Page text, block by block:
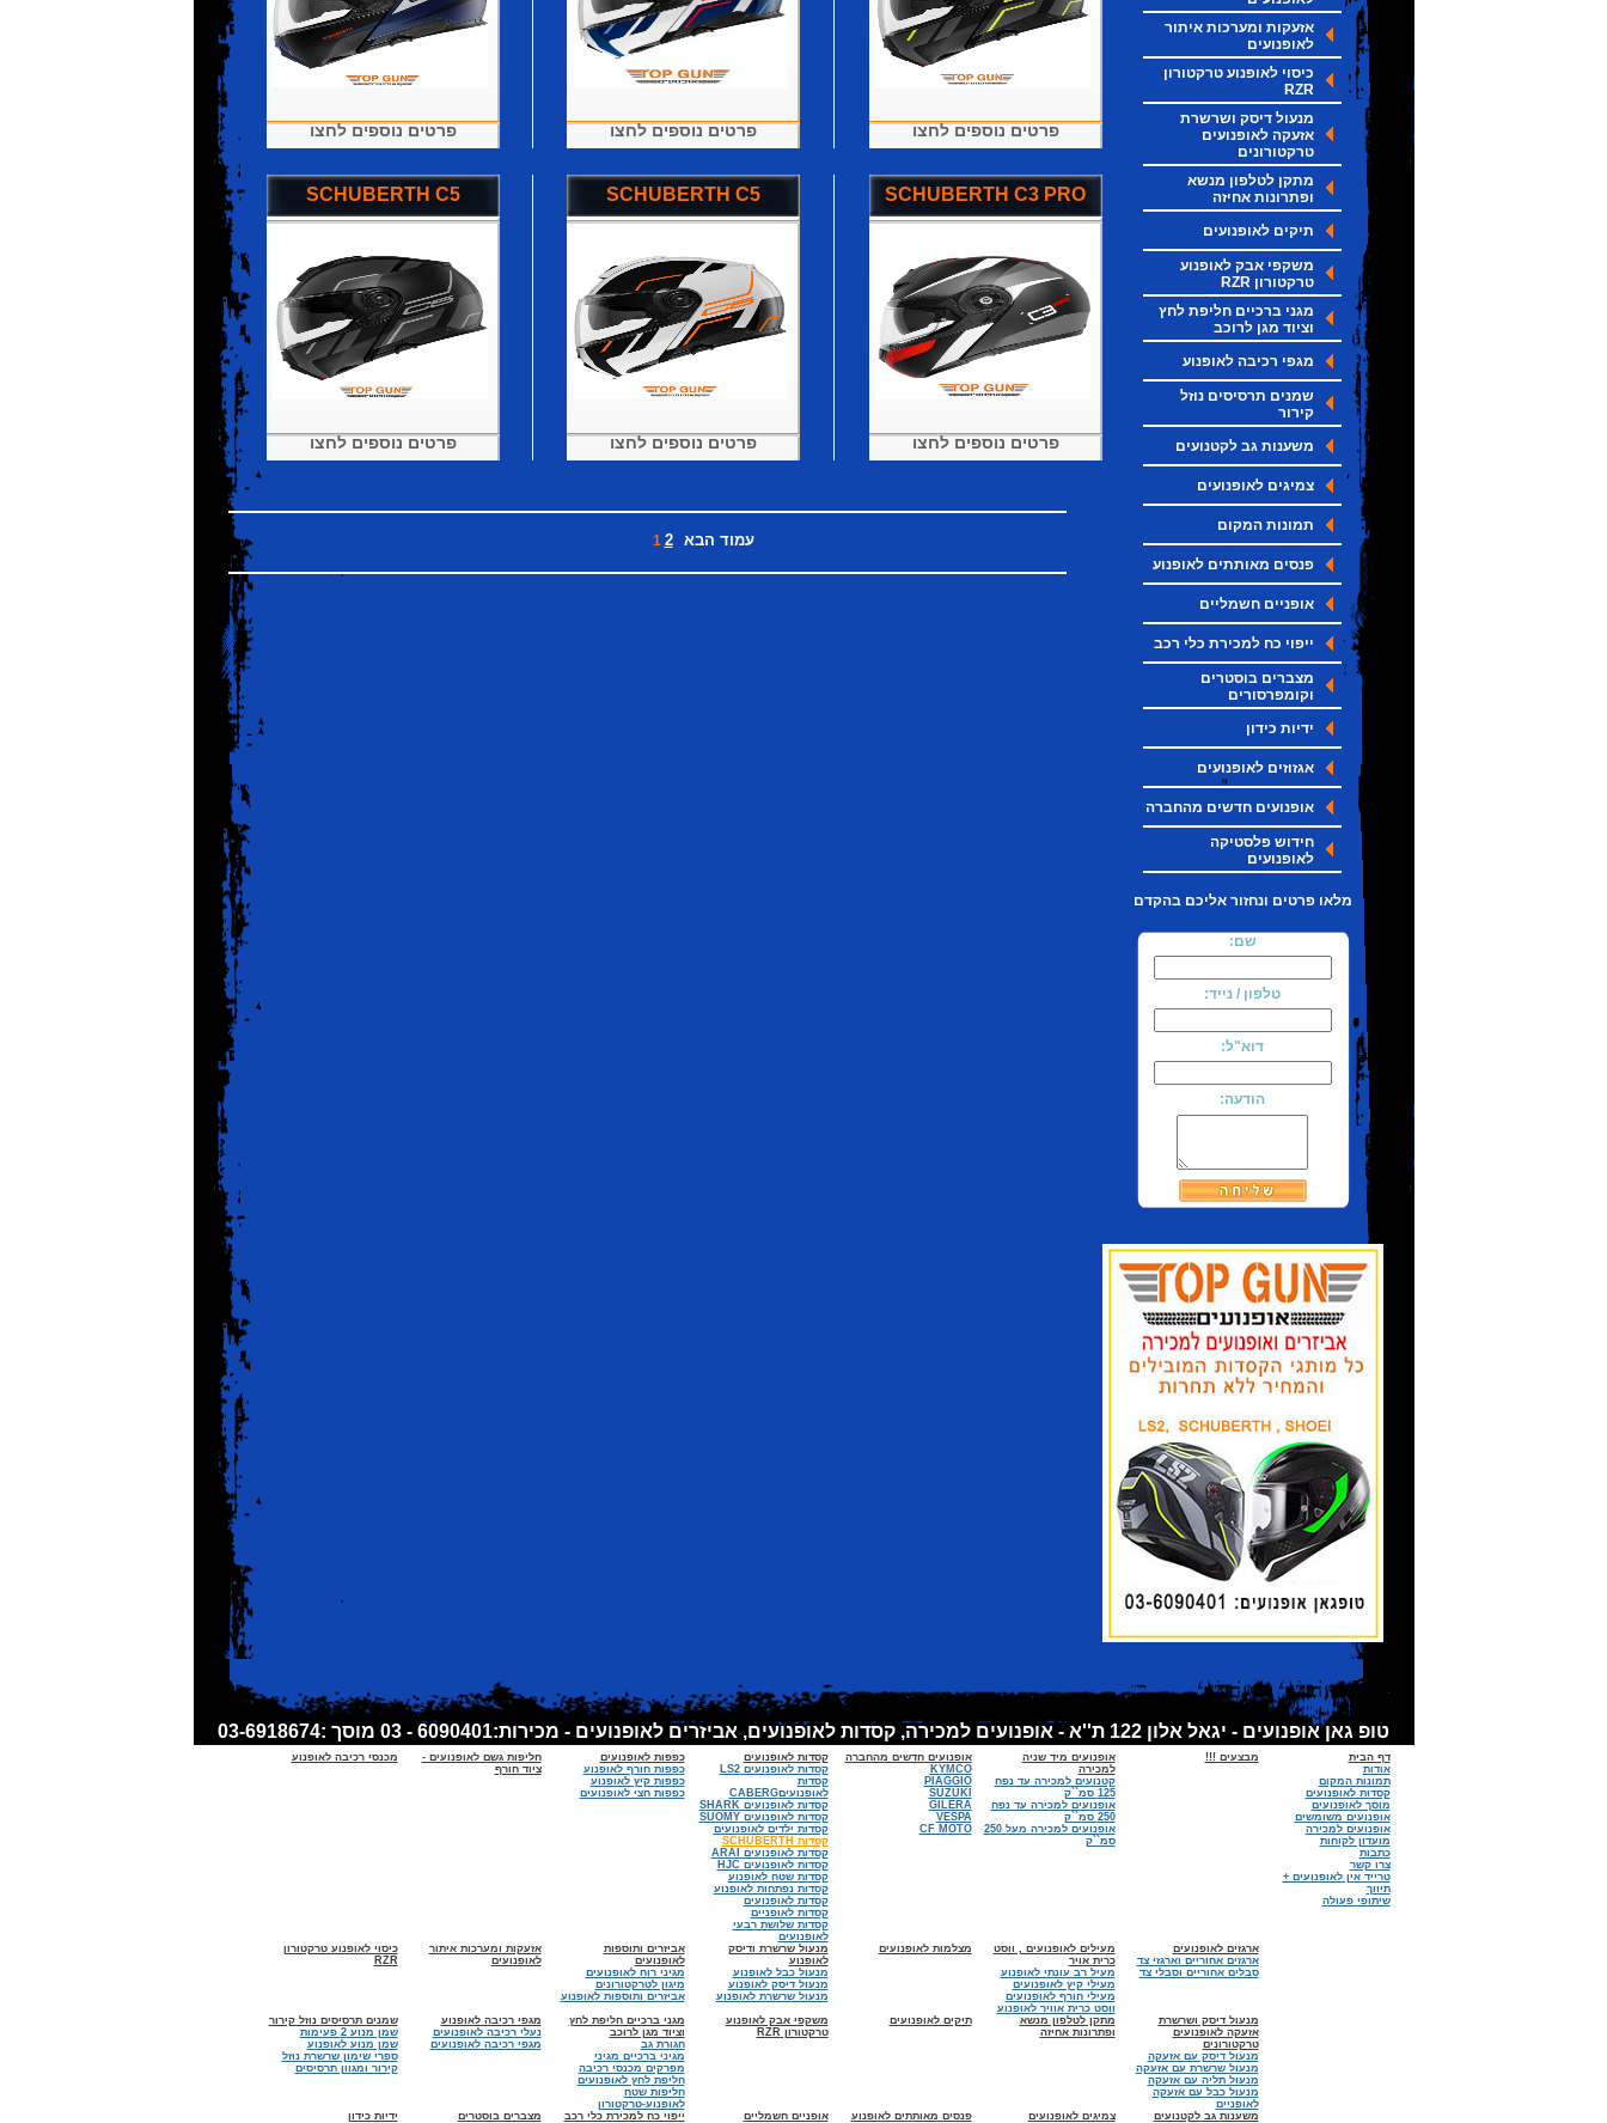
פרטים נוספים לחצו פרטים נוספים לחצו פרטים נוספים לחצו
SCHUBERTH C5
פרטים נוספים לחצו
SCHUBERTH C5
פרטים נוספים לחצו
SCHUBERTH C3 PRO
פרטים נוספים לחצו
1 2 עמוד הבא
אזעקות ומערכות איתור
לאופנועים
כיסוי לאופנוע טרקטורון
RZR
מנעול דיסק ושרשרת
אזעקה לאופנועים
טרקטורונים
מתקן לטלפון מנשא
ופתרונות אחיזה
תיקים לאופנועים
משקפי אבק לאופנוע
טרקטורון RZR
מגני ברכיים חליפת לחץ
וציוד מגן לרוכב
מגפי רכיבה לאופנוע
שמנים תרסיסים נוזל
קירור
משענות גב לקטנועים
צמיגים לאופנועים
תמונות המקום
פנסים מאותתים לאופנוע
אופניים חשמליים
ייפוי כח למכירת כלי רכב
מצברים בוסטרים
וקומפרסורים
ידיות כידון
אגזוזים לאופנועים
אופנועים חדשים מהחברה
חידוש פלסטיקה
לאופנועים
מלאו פרטים ונחזור אליכם בהקדם
שם:
טלפון / נייד:
דוא"ל:
הודעה:
טופ גאן אופנועים - יגאל אלון 122 ת''א - אופנועים למכירה, קסדות לאופנועים, אביזרים לאופנועים - מכירות:6090401 - 03 מוסך :03-6918674
דף הבית
אודות
תמונות המקום
קסדות לאופנועים
מוסך לאופנועים
אופנועים משומשים
אופנועים למכירה
מועדון לקוחות
כתבות
צרו קשר
טרייד אין לאופנועים +
תיווך
שיתופי פעולה
מבצעים !!!
אופנועים מיד שניה
למכירה
קטנועים למכירה עד נפח
125 סמ``ק
אופנועים למכירה עד נפח
250 סמ``ק
אופנועים למכירה מעל 250
סמ``ק
אופנועים חדשים מהחברה
KYMCO
PIAGGIO
SUZUKI
GILERA
VESPA
CF MOTO
קסדות לאופנועים
קסדות לאופנועים LS2
קסדות
לאופנועיםCABERG
קסדות לאופנועים SHARK
קסדות לאופנועים SUOMY
קסדות ילדים לאופנועים
קסדות SCHUBERTH
קסדות לאופנועים ARAI
קסדות לאופנועים HJC
קסדות שטח לאופנוע
קסדות נפתחות לאופנוע
קסדות לאופנועים
קסדות לאופניים
קסדות שלושת רבעי
לאופנועים
כפפות לאופנועים
כפפות חורף לאופנוע
כפפות קיץ לאופנוע
כפפות חצי לאופנועים
חליפות גשם לאופנועים -
ציוד חורף
מכנסי רכיבה לאופנוע
ארגזים לאופנועים
ארגזים אחוריים וארגזי צד
סבלים אחוריים וסבלי צד
מעילים לאופנועים , ווסט
כרית אויר
מעיל רב עונתי לאופנוע
מעילי קיץ לאופנועים
מעילי חורף לאופנועים
ווסט כרית אוויר לאופנוע
מצלמות לאופנועים
מנעול שרשרת ודיסק
לאופנוע
מנעול כבל לאופנוע
מנעול דיסק לאופנוע
מנעול שרשרת לאופנוע
אביזרים ותוספות
לאופנועים
מגיני רוח לאופנועים
מיגון לטרקטורונים
אביזרים ותוספות לאופנוע
אזעקות ומערכות איתור
לאופנועים
כיסוי לאופנוע טרקטורון
RZR
מנעול דיסק ושרשרת
אזעקה לאופנועים
טרקטורונים
מנעול דיסק עם אזעקה
מנעול שרשרת עם אזעקה
מנעול תליה עם אזעקה
מנעול כבל עם אזעקה
לאופניים
מתקן לטלפון מנשא
ופתרונות אחיזה
תיקים לאופנועים
משקפי אבק לאופנוע
טרקטורון RZR
מגני ברכיים חליפת לחץ
וציוד מגן לרוכב
חגורת גב
מגיני ברכיים מגיני
מפרקים מכנסי רכיבה
חליפת לחץ לאופנועים
חליפות שטח
לאופנוע-טרקטורון
מגפי רכיבה לאופנוע
נעלי רכיבה לאופנועים
מגפי רכיבה לאופנועים
שמנים תרסיסים נוזל קירור
שמן מנוע 2 פעימות
שמן מנוע לאופנוע
ספרי שימון שרשרת נוזל
קירור ומגוון תרסיסים
משענות גב לקטנועים צמיגים לאופנועים פנסים מאותתים לאופנוע
אופניים חשמליים
ייפוי כח למכירת כלי רכב
מצברים בוסטרים
ידיות כידון